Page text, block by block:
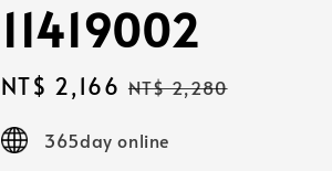
11419002
Sale
price
NT$ 2,166 Regular
NT$ 2,280
365day online